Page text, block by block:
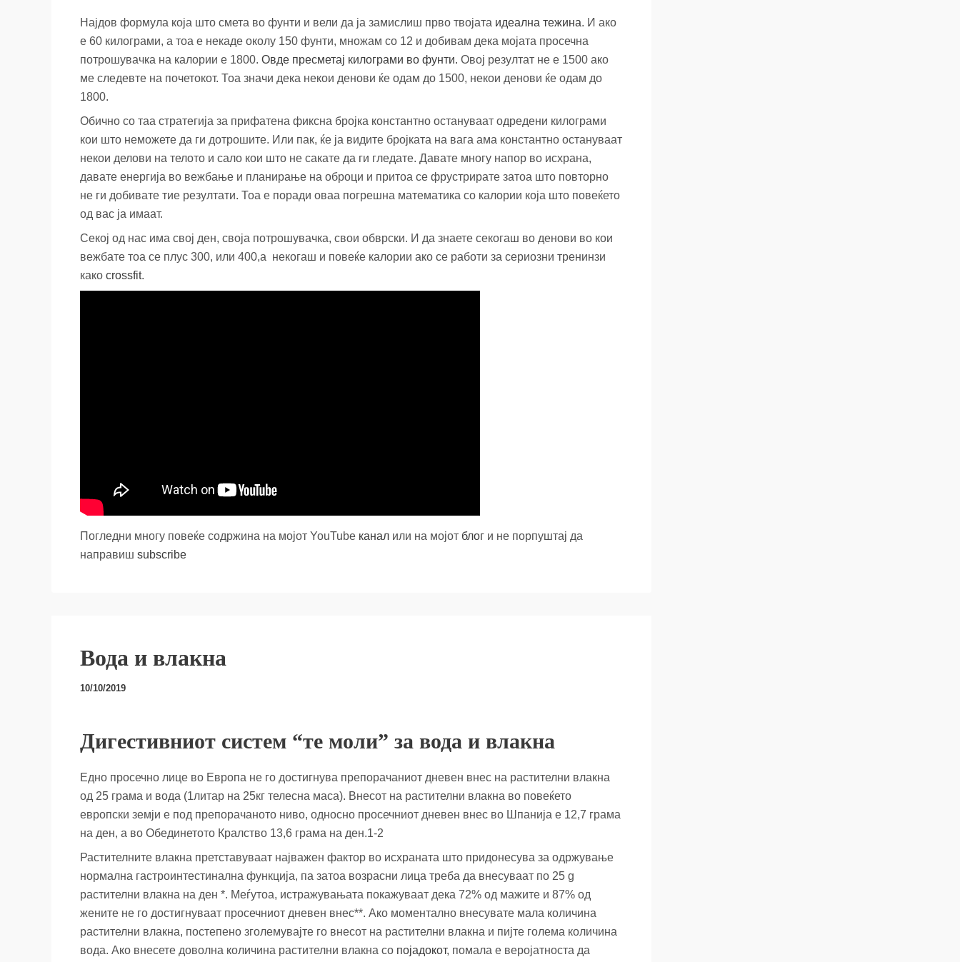
Најдов формула која што смета во фунти и вели да ја замислиш прво твојата идеална тежина. И ако
е 60 килограми, а тоа е некаде околу 150 фунти, множам со 12 и добивам дека мојата просечна
потрошувачка на калории е 1800. Овде пресметај килограми во фунти. Овој резултат не е 1500 ако
ме следевте на почетокот. Тоа значи дека некои денови ќе одам до 1500, некои денови ќе одам до
1800.
Обично со таа стратегија за прифатена фиксна бројка константно остануваат одредени килограми
кои што неможете да ги дотрошите. Или пак, ќе ја видите бројката на вага ама константно остануваат
некои делови на телото и сало кои што не сакате да ги гледате. Давате многу напор во исхрана,
давате енергија во вежбање и планирање на оброци и притоа се фрустрирате затоа што повторно
не ги добивате тие резултати. Тоа е поради оваа погрешна математика со калории која што повеќето
од вас ја имаат.
Секој од нас има свој ден, своја потрошувачка, свои обврски. И да знаете секогаш во денови во кои
вежбате тоа се плус 300, или 400,а некогаш и повеќе калории ако се работи за сериозни тренинзи
како crossfit.
Погледни многу повеќе содржина на мојот YouTube канал или на мојот блог и не порпуштај да
направиш subscribe
Вода и влакна
10/10/2019
Дигестивниот систем “те моли” за вода и влакна
Едно просечно лице во Европа не го достигнува препорачаниот дневен внес на растителни влакна
од 25 грама и вода (1литар на 25кг телесна маса). Внесот на растителни влакна во повеќето
европски земји е под препорачаното ниво, односно просечниот дневен внес во Шпанија е 12,7 грама
на ден, а во Обединетото Кралство 13,6 грама на ден.1-2
Растителните влакна претставуваат најважен фактор во исхраната што придонесува за одржување
нормална гастроинтестинална функција, па затоа возрасни лица треба да внесуваат по 25 g
растителни влакна на ден *. Меѓутоа, истражувањата покажуваат дека 72% од мажите и 87% од
жените не го достигнуваат просечниот дневен внес**. Ако моментално внесувате мала количина
растителни влакна, постепено зголемувајте го внесот на растителни влакна и пијте голема количина
вода. Ако внесете доволна количина растителни влакна со појадокот, помала е веројатноста да